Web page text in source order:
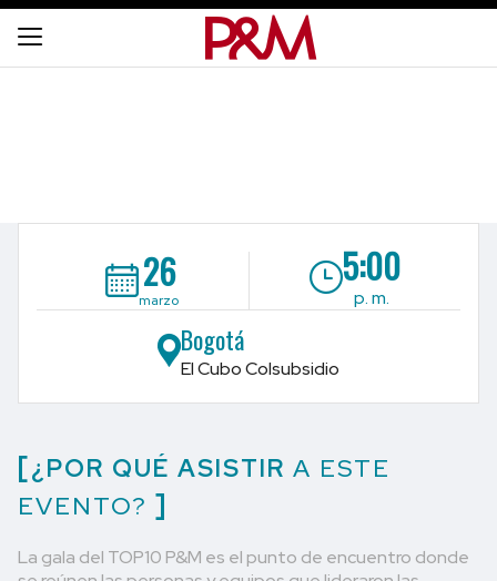
26
marzo
5:00
p. m.
Bogotá
El Cubo Colsubsidio
¿POR QUÉ ASISTIR A ESTE
EVENTO?
La gala del TOP10 P&M es el punto de encuentro donde